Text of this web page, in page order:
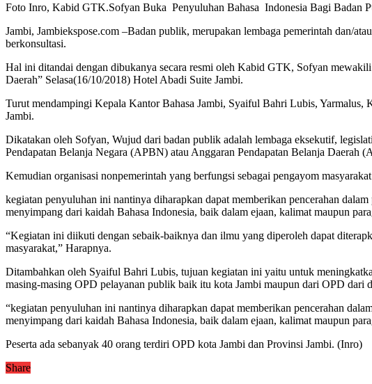
Foto Inro, Kabid GTK.Sofyan Buka Penyuluhan Bahasa Indonesia Bagi Badan
Jambi, Jambiekspose.com –Badan publik, merupakan lembaga pemerintah dan/
berkonsultasi.
Hal ini ditandai dengan dibukanya secara resmi oleh Kabid GTK, Sofyan
Daerah” Selasa(16/10/2018) Hotel Abadi Suite Jambi.
Turut mendampingi Kepala Kantor Bahasa Jambi, Syaiful Bahri Lubis,
Jambi.
Dikatakan oleh Sofyan, Wujud dari badan publik adalah lembaga eksekutif,
Pendapatan Belanja Negara (APBN) atau Anggaran Pendapatan Belanja Daerah
Kemudian organisasi nonpemerintah yang berfungsi sebagai pengayom
kegiatan penyuluhan ini nantinya diharapkan dapat memberikan pencerahan
menyimpang dari kaidah Bahasa Indonesia, baik dalam ejaan, kalimat maupun
“Kegiatan ini diikuti dengan sebaik-baiknya dan ilmu yang diperoleh dapat
masyarakat,” Harapnya.
Ditambahkan oleh Syaiful Bahri Lubis, tujuan kegiatan ini yaitu untuk
masing-masing OPD pelayanan publik baik itu kota Jambi maupun dari OPD dari
“kegiatan penyuluhan ini nantinya diharapkan dapat memberikan pencerahan
menyimpang dari kaidah Bahasa Indonesia, baik dalam ejaan, kalimat maupun
Peserta ada sebanyak 40 orang terdiri OPD kota Jambi dan Provinsi Jambi. (Inro)
Share